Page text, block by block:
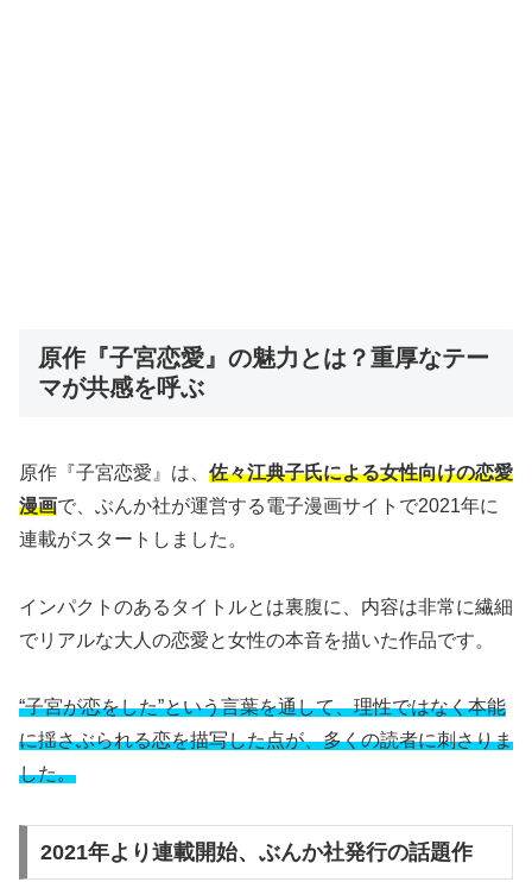
原作『子宮恋愛』の魅力とは？重厚なテー
マが共感を呼ぶ
原作『子宮恋愛』は、 佐々江典子氏による女性向けの恋愛
漫画で、ぶんか社が運営する電子漫画サイトで2021年に
連載がスタートしました。
インパクトのあるタイトルとは裏腹に、内容は非常に繊細
でリアルな大人の恋愛と女性の本音を描いた作品です。
“子宮が恋をした”という言葉を通して、理性ではなく本能
に揺さぶられる恋を描写した点が、多くの読者に刺さりま
した。
2021年より連載開始、ぶんか社発行の話題作